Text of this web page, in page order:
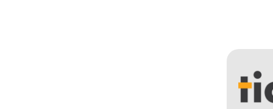
fra
materialer.
Derudover